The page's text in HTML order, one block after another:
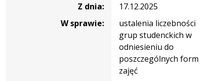
Z dnia:
17.12.2025
W sprawie:
ustalenia liczebności
grup studenckich w
odniesieniu do
poszczególnych form
zajęć